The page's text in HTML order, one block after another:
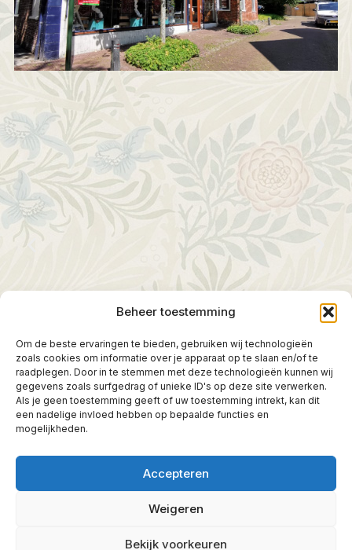
Beheer toestemming
Om de beste ervaringen te bieden, gebruiken wij technologieën
zoals cookies om informatie over je apparaat op te slaan en/of te
raadplegen. Door in te stemmen met deze technologieën kunnen wij
gegevens zoals surfgedrag of unieke ID's op deze site verwerken.
Als je geen toestemming geeft of uw toestemming intrekt, kan dit
een nadelige invloed hebben op bepaalde functies en
mogelijkheden.
Accepteren
Weigeren
Bekijk voorkeuren